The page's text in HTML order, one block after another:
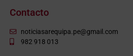
Contacto
noticiasarequipa.pe@gmail.com
982 918 013